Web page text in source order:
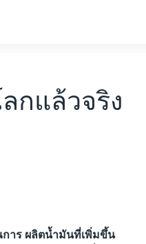
กแล้วจริง
าร ผลิตน้ำมันที่เพิ่มขึ้น